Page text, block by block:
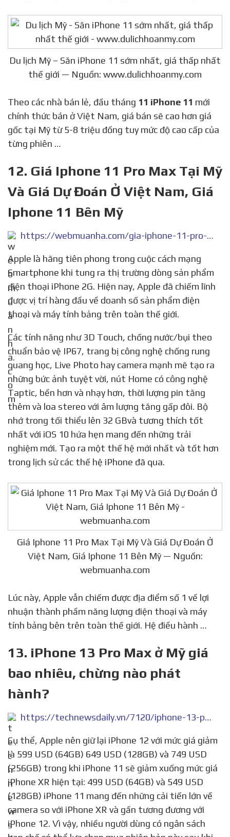
Du lịch Mỹ – Săn iPhone 11 sớm nhất, giá thấp nhất
thế giới — Nguồn: www.dulichhoanmy.com
Theo các nhà bán lẻ, đầu tháng 11 iPhone 11 mới
chính thức bán ở Việt Nam, giá bán sẽ cao hơn giá
gốc tại Mỹ từ 5-8 triệu đồng tuy mức độ cao cấp của
từng phiên …
12. Giá Iphone 11 Pro Max Tại Mỹ
Và Giá Dự Đoán Ở Việt Nam, Giá
Iphone 11 Bên Mỹ
https://webmuanha.com/gia-iphone-11-pro-max-tai-my/
Apple là hãng tiên phong trong cuộc cách mạng
Smartphone khi tung ra thị trường dòng sản phẩm
điện thoại iPhone 2G. Hiện nay, Apple đã chiếm lĩnh
được vị trí hàng đầu về doanh số sản phẩm điện
thoại và máy tính bảng trên toàn thế giới.
Các tính năng như 3D Touch, chống nước/bụi theo
chuẩn bảo vệ IP67, trang bị công nghệ chống rung
quang học, Live Photo hay camera mạnh mẽ tạo ra
những bức ảnh tuyệt vời, nút Home có công nghệ
Taptic, bền hơn và nhạy hơn, thời lượng pin tăng
thêm và loa stereo với âm lượng tăng gấp đôi. Bộ
nhớ trong tối thiểu lên 32 GBvà tương thích tốt
nhất với iOS 10 hứa hẹn mang đến những trải
nghiệm mới. Tạo ra một thế hệ mới nhất và tốt hơn
trong lịch sử các thế hệ iPhone đã qua.
Giá Iphone 11 Pro Max Tại Mỹ Và Giá Dự Đoán Ở
Việt Nam, Giá Iphone 11 Bên Mỹ — Nguồn:
webmuanha.com
Lúc này, Apple vẫn chiếm được địa điểm số 1 về lợi
nhuận thành phầm năng lượng điện thoại và máy
tính bảng bên trên toàn thế giới. Hệ điều hành …
13. iPhone 13 Pro Max ở Mỹ giá
bao nhiêu, chừng nào phát
hành?
https://technewsdaily.vn/7120/iphone-13-pro-max-o-my-gia-bao-nhieu.html
Cụ thể, Apple nên giữ lại iPhone 12 với mức giá giảm
là 599 USD (64GB) 649 USD (128GB) và 749 USD
(256GB) trong khi iPhone 11 sẽ giảm xuống mức giá
iPhone XR hiện tại: 499 USD (64GB) và 549 USD
(128GB) iPhone 11 mang đến những cải tiến lớn về
camera so với iPhone XR và gần tương đương với
iPhone 12. Vì vậy, nhiều người dùng có ngân sách